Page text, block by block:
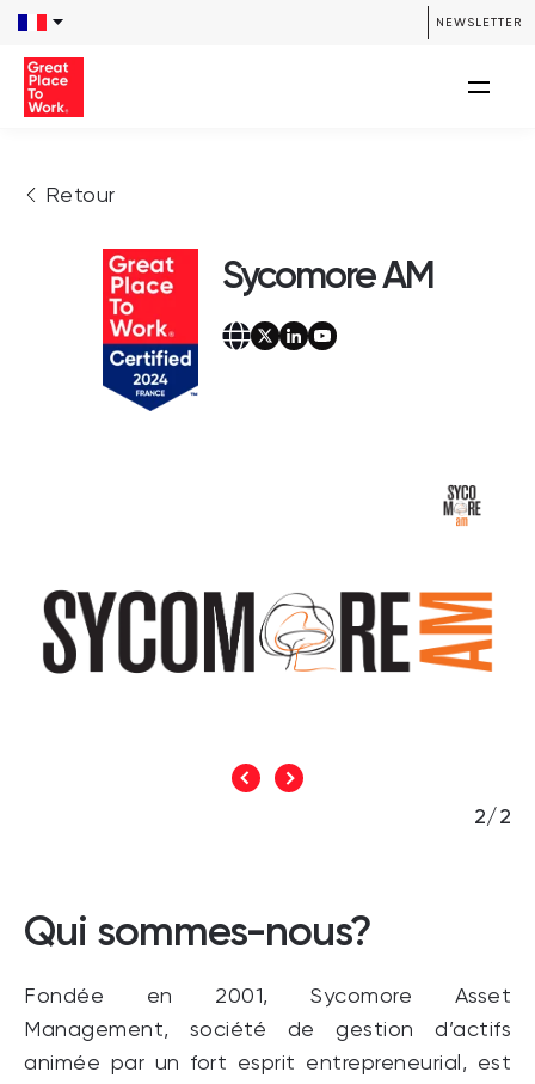
NEWSLETTER
Retour
Sycomore AM
2/2
Qui sommes-nous?
Fondée en 2001, Sycomore Asset
Management, société de gestion d’actifs
animée par un fort esprit entrepreneurial, est